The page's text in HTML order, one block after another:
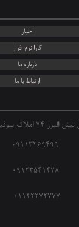
اخبار
کارا نرم افزار
درباره ما
ارتباط با ما
املاک سوفیا